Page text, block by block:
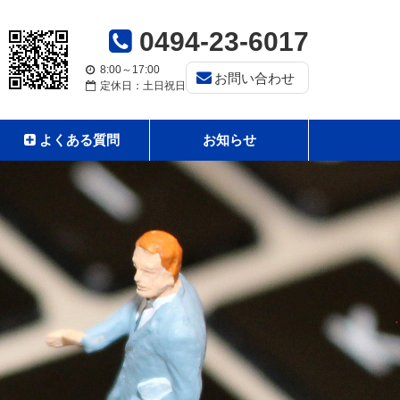
0494-23-6017
8:00～17:00
定休日：土日祝日
お問い合わせ
よくある質問 お知らせ